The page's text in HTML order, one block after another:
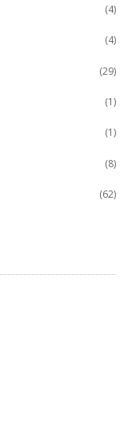
(4)
(4)
(29)
(1)
(1)
(8)
(62)